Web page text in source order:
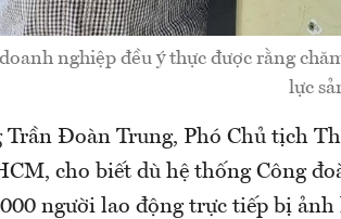
nghiệp đều ý thực được rằng
lực
Trần Đoàn Trung, Phó Chủ tịch
cho biết dù hệ thống Công
người lao động trực tiếp bị